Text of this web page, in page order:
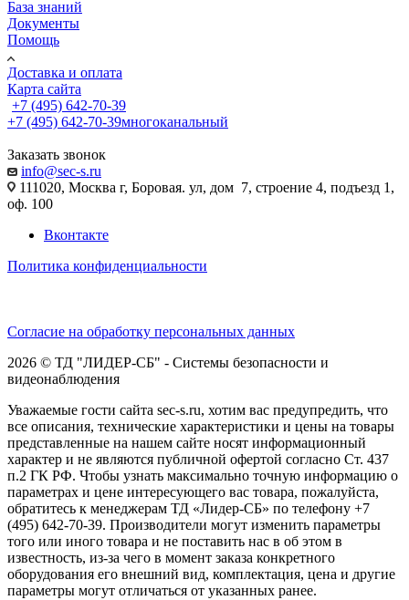
База знаний
Документы
Помощь
Доставка и оплата
Карта сайта
+7 (495) 642-70-39
+7 (495) 642-70-39многоканальный
Заказать звонок
info@sec-s.ru
111020, Москва г, Боровая. ул, дом 7, строение 4, подъезд 1,
оф. 100
Вконтакте
Политика конфиденциальности
Согласие на обработку персональных данных
2026 © ТД "ЛИДЕР-СБ" - Системы безопасности и
видеонаблюдения
Уважаемые гости сайта sec-s.ru, хотим вас предупредить, что
все описания, технические характеристики и цены на товары
представленные на нашем сайте носят информационный
характер и не являются публичной офертой согласно Ст. 437
п.2 ГК РФ. Чтобы узнать максимально точную информацию о
параметрах и цене интересующего вас товара, пожалуйста,
обратитесь к менеджерам ТД «Лидер-СБ» по телефону +7
(495) 642-70-39. Производители могут изменить параметры
того или иного товара и не поставить нас в об этом в
известность, из-за чего в момент заказа конкретного
оборудования его внешний вид, комплектация, цена и другие
параметры могут отличаться от указанных ранее.